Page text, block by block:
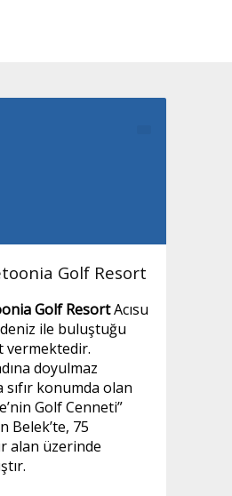
Golf Resort
Golf ResortAcısu
ile buluştuğu
vermektedir.
doyulmaz
sıfır konumda olan
Golf Cenneti”
Belek’te, 75
alan üzerinde